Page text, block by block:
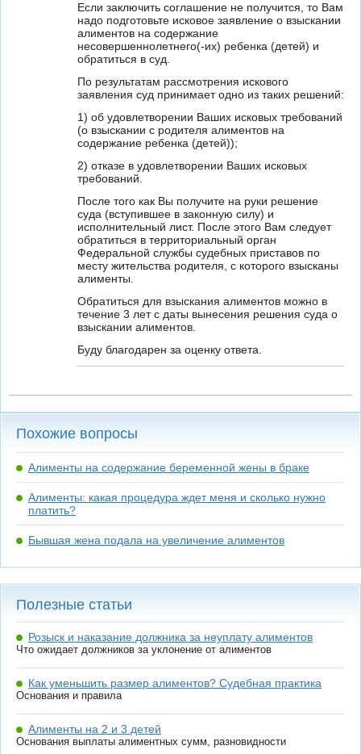
Если заключить соглашение не получится, то Вам
надо подготовьте исковое заявление о взыскании
алиментов на содержание
несовершеннолетнего(-их) ребенка (детей) и
обратиться в суд.
По результатам рассмотрения искового
заявления суд принимает одно из таких решений:
1) об удовлетворении Ваших исковых требований
(о взыскании с родителя алиментов на
содержание ребенка (детей));
2) отказе в удовлетворении Ваших исковых
требований.
После того как Вы получите на руки решение
суда (вступившее в законную силу) и
исполнительный лист. После этого Вам следует
обратиться в территориальный орган
Федеральной службы судебных приставов по
месту жительства родителя, с которого взысканы
алименты.
Обратиться для взыскания алиментов можно в
течение 3 лет с даты вынесения решения суда о
взыскании алиментов.
Буду благодарен за оценку ответа.
Похожие вопросы
Алименты на содержание беременной жены в браке
Алименты: какая процедура ждет меня и сколько нужно
платить?
Бывшая жена подала на увеличение алиментов
Полезные статьи
Розыск и наказание должника за неуплату алиментов
Что ожидает должников за уклонение от алиментов
Как уменьшить размер алиментов? Судебная практика
Основания и правила
Алименты на 2 и 3 детей
Основания выплаты алиментных сумм, разновидности